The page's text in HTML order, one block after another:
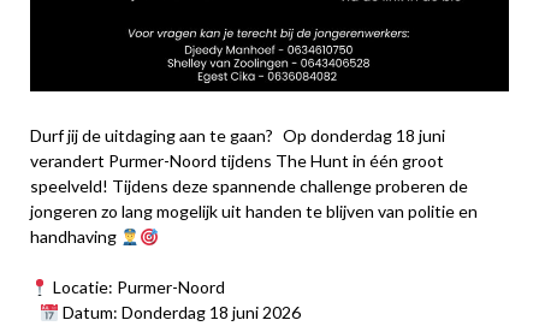
Durf jij de uitdaging aan te gaan? Op donderdag 18 juni
verandert Purmer-Noord tijdens The Hunt in één groot
speelveld! Tijdens deze spannende challenge proberen de
jongeren zo lang mogelijk uit handen te blijven van politie en
handhaving
Locatie: Purmer-Noord
Datum: Donderdag 18 juni 2026